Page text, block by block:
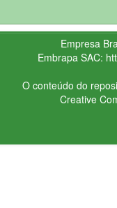
Empresa
Embrapa SAC:
O conteúdo do
Creative